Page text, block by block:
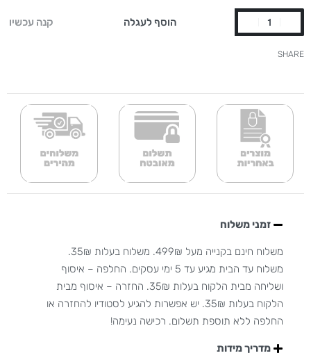
הוסף לעגלה קנה עכשיו
SHARE
זמני משלוח
משלוח חינם בקנייה מעל 499₪. משלוח בעלות 35₪.
משלוח עד הבית מגיע עד 5 ימי עסקים. החלפה – איסוף
ושליחה מבית הלקוח בעלות 35₪. החזרה – איסוף מבית
הלקוח בעלות 35₪. יש אפשרות להגיע לסטודיו להחזרה או
החלפה ללא תוספת תשלום. רכישה נעימה!
מדריך מידות